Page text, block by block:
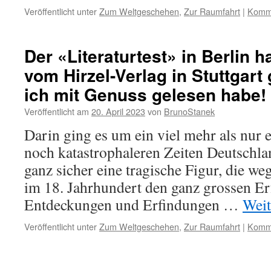
Veröffentlicht unterZum Weltgeschehen, Zur Raumfahrt |
Der «Literaturtest» in Berlin
vom Hirzel-Verlag in
ich mit Genuss gelesen habe!
Veröffentlicht am 20. April 2023 von BrunoStanek
Darin ging es um ein viel mehr als nur
noch katastrophaleren Zeiten
ganz sicher eine tragische Figur, die
im 18. Jahrhundert den ganz grossen
Entdeckungen und Erfindungen …
Veröffentlicht unterZum Weltgeschehen, Zur Raumfahrt |